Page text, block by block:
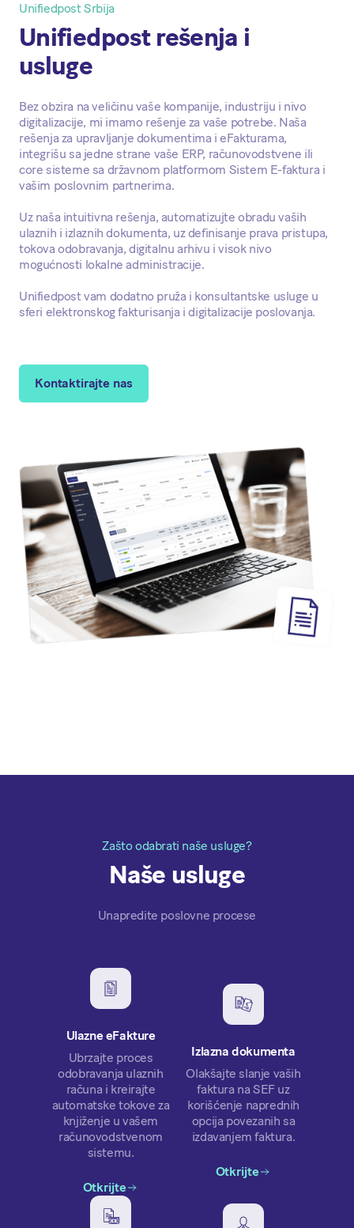
Unifiedpost Srbija
Unifiedpost rešenja i
usluge
Bez obzira na veličinu vaše kompanije, industriju i nivo
digitalizacije, mi imamo rešenje za vaše potrebe. Naša
rešenja za upravljanje dokumentima i eFakturama,
integrišu sa jedne strane vaše ERP, računovodstvene ili
core sisteme sa državnom platformom Sistem E-faktura i
vašim poslovnim partnerima.
Uz naša intuitivna rešenja, automatizujte obradu vaših
ulaznih i izlaznih dokumenta, uz definisanje prava pristupa,
tokova odobravanja, digitalnu arhivu i visok nivo
mogućnosti lokalne administracije.
Unifiedpost vam dodatno pruža i konsultantske usluge u
sferi elektronskog fakturisanja i digitalizacije poslovanja.
Kontaktirajte nas
Zašto odabrati naše usluge?
Naše usluge
Unapredite poslovne procese
Ulazne eFakture
Ubrzajte proces
odobravanja ulaznih
računa i kreirajte
automatske tokove za
knjiženje u vašem
računovodstvenom
sistemu.
Otkrijte
Izlazna dokumenta
Olakšajte slanje vaših
faktura na SEF uz
korišćenje naprednih
opcija povezanih sa
izdavanjem faktura.
Otkrijte